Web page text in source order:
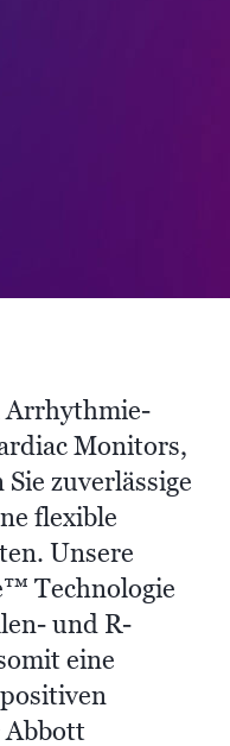
Arrhythmie-
Monitors,
zuverlässige
flexible
Unsere
Technologie
und R-
eine
Abbott